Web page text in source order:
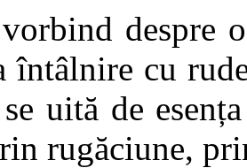
despre
întâlnire cu
uită de
rugăciune,